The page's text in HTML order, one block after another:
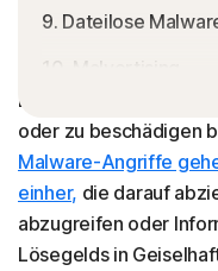
9. Dateilose
10. Malvertising
12. Cryptojacker
13. Wiper
14. Scareware
Bei Malware handelt
Dateien, die darauf
oder zu beschädigen
Malware-Angriffe
einher, die darauf
abzugreifen oder
Lösegelds in